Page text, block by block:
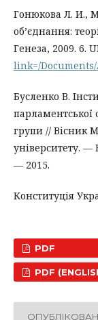
Гонюкова Л. И.,
об’єднання:
Генеза, 2009. 6.
link=/Documents/
Бусленко В.
парламентської
групи // Вісник
університету. —
— 2015.
Конституція
PDF
PDF